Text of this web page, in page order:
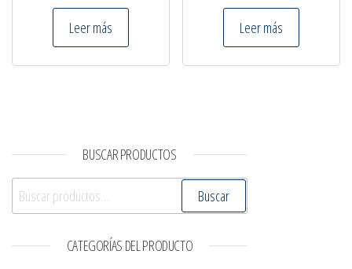
Leer más Leer más
BUSCAR PRODUCTOS
Buscar por:
Buscar
CATEGORÍAS DEL PRODUCTO